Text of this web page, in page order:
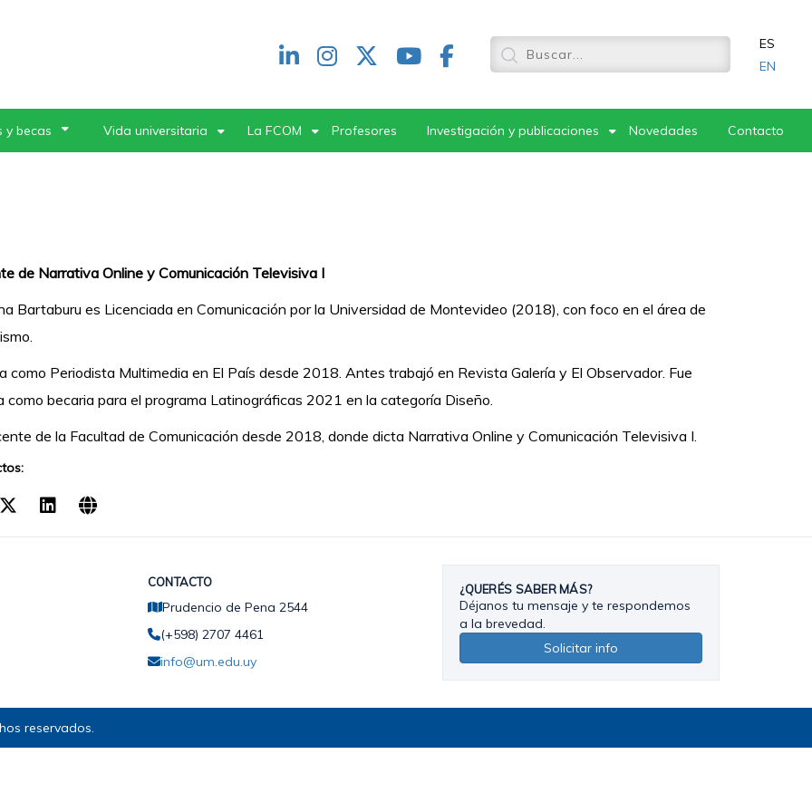
Redes
header
ES
EN
y becas Vida universitaria La FCOM Profesores Investigación y publicaciones Novedades Contacto
de Narrativa Online y Comunicación Televisiva I
Bartaburu es Licenciada en Comunicación por la Universidad de Montevideo (2018), con foco en el área de
como Periodista Multimedia en El País desde 2018. Antes trabajó en Revista Galería y El Observador. Fue
como becaria para el programa Latinográficas 2021 en la categoría Diseño.
de la Facultad de Comunicación desde 2018, donde dicta Narrativa Online y Comunicación Televisiva I.
CONTACTO
Prudencio de Pena 2544
(+598) 2707 4461
info@um.edu.uy
¿QUERÉS SABER MÁS?
Déjanos tu mensaje y te respondemos
a la brevedad.
Solicitar info
reservados.